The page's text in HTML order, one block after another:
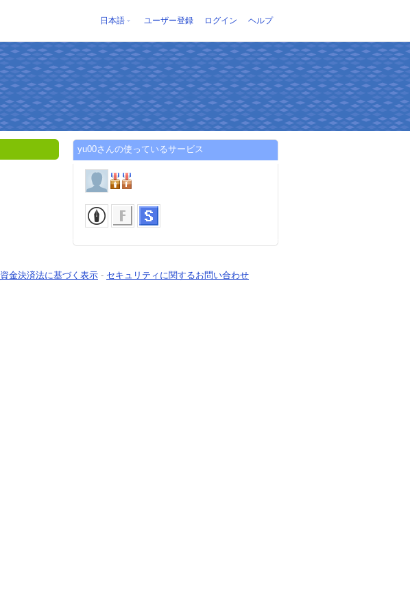
日本語 ユーザー登録 ログイン ヘルプ
yu00さんの使っているサービス
資金決済法に基づく表示 - セキュリティに関するお問い合わせ